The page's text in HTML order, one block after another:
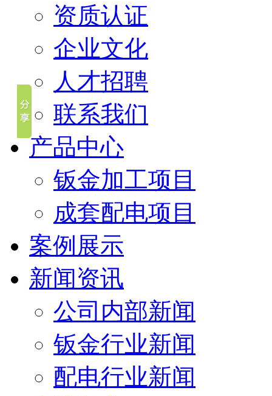
资质认证
企业文化
人才招聘
联系我们
产品中心
钣金加工项目
成套配电项目
案例展示
新闻资讯
公司内部新闻
钣金行业新闻
配电行业新闻